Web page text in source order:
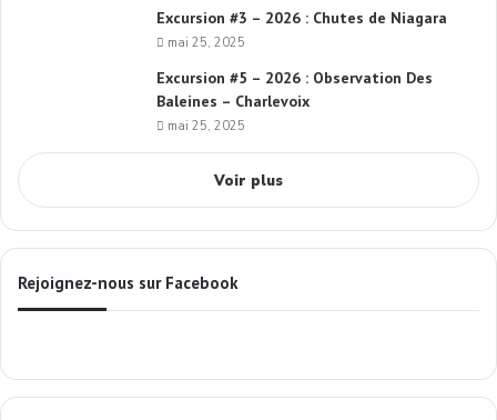
Excursion #3 – 2026 : Chutes de Niagara
mai 25, 2025
Excursion #5 – 2026 : Observation Des
Baleines – Charlevoix
mai 25, 2025
Voir plus
Rejoignez-nous sur Facebook